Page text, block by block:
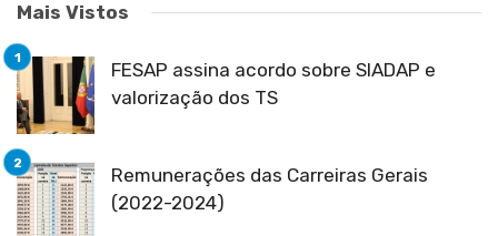
Mais Vistos
FESAP assina acordo sobre SIADAP e
valorização dos TS
Remunerações das Carreiras Gerais
(2022-2024)